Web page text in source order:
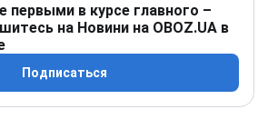
первыми в курсе главного –
на Новини на OBOZ.UA в
Подписаться